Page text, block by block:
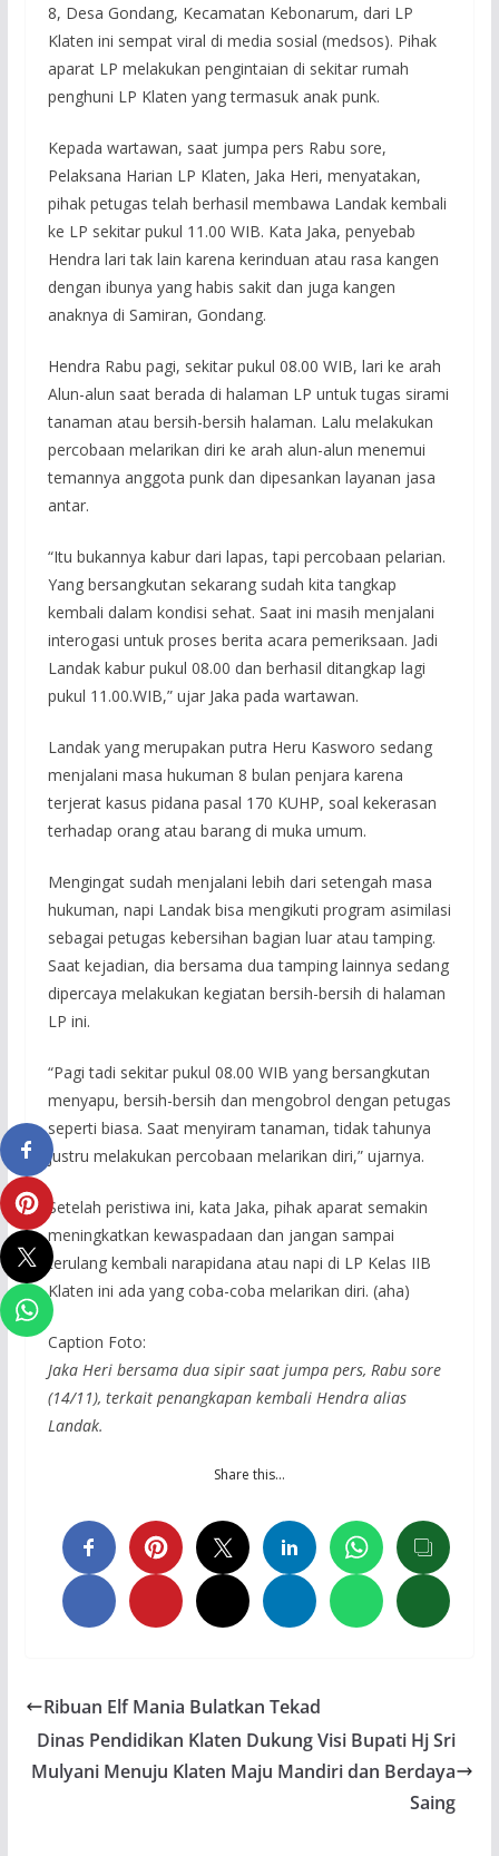
8, Desa Gondang, Kecamatan Kebonarum, dari LP
Klaten ini sempat viral di media sosial (medsos). Pihak
aparat LP melakukan pengintaian di sekitar rumah
penghuni LP Klaten yang termasuk anak punk.
Kepada wartawan, saat jumpa pers Rabu sore,
Pelaksana Harian LP Klaten, Jaka Heri, menyatakan,
pihak petugas telah berhasil membawa Landak kembali
ke LP sekitar pukul 11.00 WIB. Kata Jaka, penyebab
Hendra lari tak lain karena kerinduan atau rasa kangen
dengan ibunya yang habis sakit dan juga kangen
anaknya di Samiran, Gondang.
Hendra Rabu pagi, sekitar pukul 08.00 WIB, lari ke arah
Alun-alun saat berada di halaman LP untuk tugas sirami
tanaman atau bersih-bersih halaman. Lalu melakukan
percobaan melarikan diri ke arah alun-alun menemui
temannya anggota punk dan dipesankan layanan jasa
antar.
“Itu bukannya kabur dari lapas, tapi percobaan pelarian.
Yang bersangkutan sekarang sudah kita tangkap
kembali dalam kondisi sehat. Saat ini masih menjalani
interogasi untuk proses berita acara pemeriksaan. Jadi
Landak kabur pukul 08.00 dan berhasil ditangkap lagi
pukul 11.00.WIB,” ujar Jaka pada wartawan.
Landak yang merupakan putra Heru Kasworo sedang
menjalani masa hukuman 8 bulan penjara karena
terjerat kasus pidana pasal 170 KUHP, soal kekerasan
terhadap orang atau barang di muka umum.
Mengingat sudah menjalani lebih dari setengah masa
hukuman, napi Landak bisa mengikuti program asimilasi
sebagai petugas kebersihan bagian luar atau tamping.
Saat kejadian, dia bersama dua tamping lainnya sedang
dipercaya melakukan kegiatan bersih-bersih di halaman
LP ini.
“Pagi tadi sekitar pukul 08.00 WIB yang bersangkutan
menyapu, bersih-bersih dan mengobrol dengan petugas
seperti biasa. Saat menyiram tanaman, tidak tahunya
justru melakukan percobaan melarikan diri,” ujarnya.
Setelah peristiwa ini, kata Jaka, pihak aparat semakin
meningkatkan kewaspadaan dan jangan sampai
terulang kembali narapidana atau napi di LP Kelas IIB
Klaten ini ada yang coba-coba melarikan diri. (aha)
Caption Foto:
Jaka Heri bersama dua sipir saat jumpa pers, Rabu sore
(14/11), terkait penangkapan kembali Hendra alias
Landak.
Share this…
Ribuan Elf Mania Bulatkan Tekad
Dinas Pendidikan Klaten Dukung Visi Bupati Hj Sri
Mulyani Menuju Klaten Maju Mandiri dan Berdaya
Saing